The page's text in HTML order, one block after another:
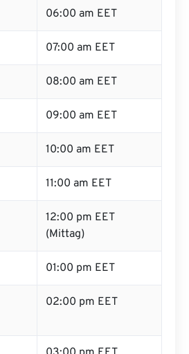
06:00 am EET
07:00 am EET
08:00 am EET
09:00 am EET
10:00 am EET
11:00 am EET
12:00 pm EET
(Mittag)
01:00 pm EET
02:00 pm EET